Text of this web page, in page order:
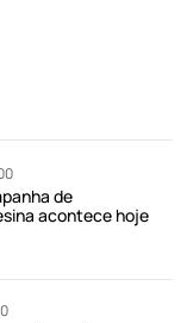
de
acontece hoje